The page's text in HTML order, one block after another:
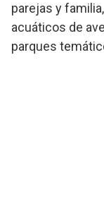
parejas y
acuáticos de
parques